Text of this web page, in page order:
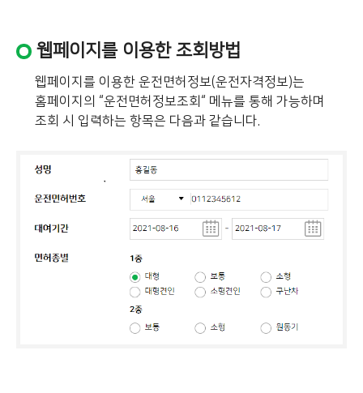
웹페이지를 이용한 조회방법
웹페이지를 이용한 운전면허정보(운전자격정보)는
홈페이지의 “운전면허정보조회“ 메뉴를 통해 가능하며
조회 시 입력하는 항목은 다음과 같습니다.